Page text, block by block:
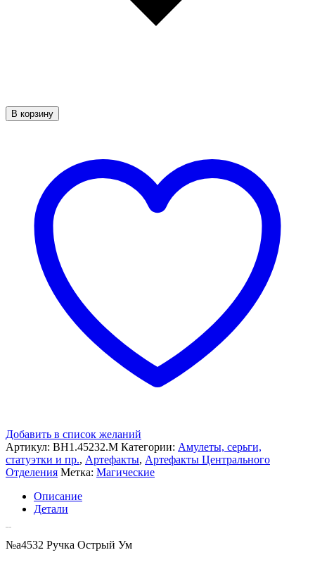
В корзину
Добавить в список желаний
Артикул: ВН1.45232.M Категории: Амулеты, серьги,
статуэтки и пр., Артефакты, Артефакты Центрального
Отделения Метка: Магические
Описание
Детали
№a4532 Ручка Острый Ум